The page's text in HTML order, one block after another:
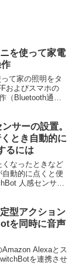
を使って家電
て家の照明をタ
およびスマホの
（Bluetooth通
...サーの設置。
とき自動的に
るには
なったときなど
動的に点くと便
人感センサ
置方法を紹介し
型アクション
を同時に音声
Alexaとス
を連携させ